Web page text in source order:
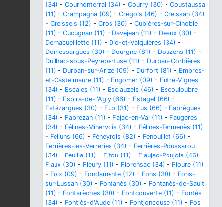
(34) - Cournonterral (34) - Courry (30) - Coustaussa
(11) - Crampagna (09) - Crégols (46) - Creissan (34)
- Creissels (12) - Cros (30) - Cubières-sur-Cinoble
(11) - Cucugnan (11) - Davejean (11) - Deaux (30) -
Dernacueillette (11) - Dio-et-Valquières (34) -
Domessargues (30) - Dourgne (81) - Douzens (11) -
Duilhac-sous-Peyrepertuse (11) - Durban-Corbières
(11) - Durban-sur-Arize (09) - Durfort (81) - Embres-
et-Castelmaure (11) - Engomer (09) - Entre-Vignes
(34) - Escales (11) - Esclauzels (46) - Escouloubre
(11) - Espira-de-l'Agly (66) - Estagel (66) -
Estézargues (30) - Eup (31) - Eus (66) - Fabrègues
(34) - Fabrezan (11) - Fajac-en-Val (11) - Faugères
(34) - Félines-Minervois (34) - Félines-Termenès (11)
- Felluns (66) - Féneyrols (82) - Fenouillet (66) -
Ferrières-les-Verreries (34) - Ferrières-Poussarou
(34) - Feuilla (11) - Fitou (11) - Flaujac-Poujols (46) -
Flaux (30) - Fleury (11) - Florensac (34) - Floure (11)
- Foix (09) - Fondamente (12) - Fons (30) - Fons-
sur-Lussan (30) - Fontanès (30) - Fontanès-de-Sault
(11) - Fontarèches (30) - Fontcouverte (11) - Fontès
(34) - Fontiès-d'Aude (11) - Fontjoncouse (11) - Fos